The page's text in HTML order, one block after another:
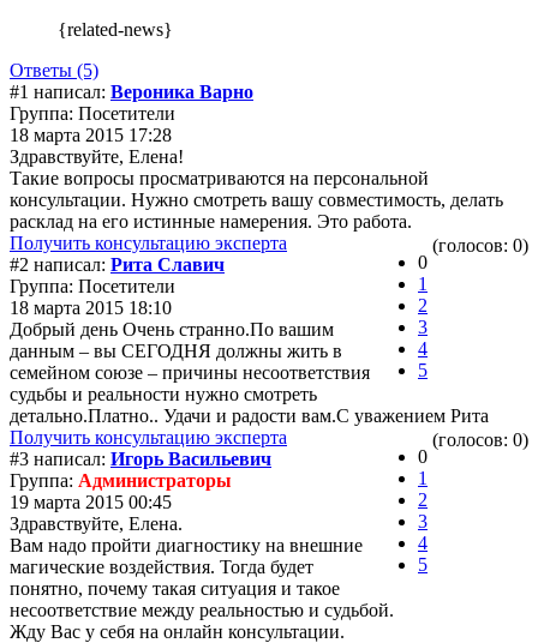
{related-news}
Ответы (5)
#1 написал: Вероника Варно
Группа: Посетители
18 марта 2015 17:28
Здравствуйте, Елена!
Такие вопросы просматриваются на персональной
консультации. Нужно смотреть вашу совместимость, делать
расклад на его истинные намерения. Это работа.
Получить консультацию эксперта
0
1
2
3
4
5
(голосов: 0)
#2 написал: Рита Славич
Группа: Посетители
18 марта 2015 18:10
Добрый день Очень странно.По вашим
данным – вы СЕГОДНЯ должны жить в
семейном союзе – причины несоответствия
судьбы и реальности нужно смотреть
детально.Платно.. Удачи и радости вам.С уважением Рита
Получить консультацию эксперта
0
1
2
3
4
5
(голосов: 0)
#3 написал: Игорь Васильевич
Группа: Администраторы
19 марта 2015 00:45
Здравствуйте, Елена.
Вам надо пройти диагностику на внешние
магические воздействия. Тогда будет
понятно, почему такая ситуация и такое
несоответствие между реальностью и судьбой.
Жду Вас у себя на онлайн консультации.